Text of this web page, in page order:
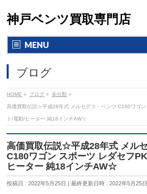
神戸ベンツ買取専門店
MENU
ブログ
HOME » ブログ » 未分類 »
高価買取伝説☆平成28年式 メルセデス・ベンツ C180ワゴ
ト/電動/ヒーター 純18インチAW☆
高価買取伝説☆平成28年式 メル
C180ワゴン スポーツ レダセフ
ヒーター 純18インチAW☆
投稿日 : 2022年5月25日 最終更新日時 : 2022年5月25日